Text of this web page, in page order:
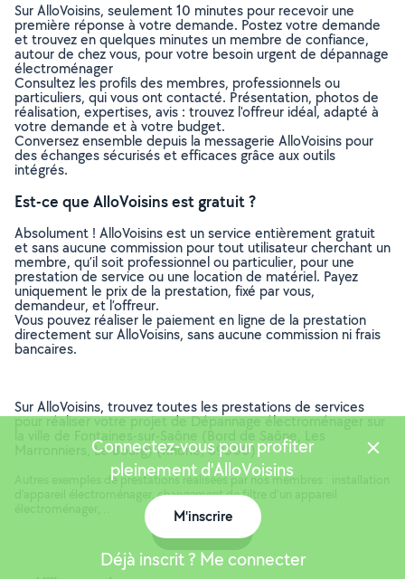
Sur AlloVoisins, seulement 10 minutes pour recevoir une
première réponse à votre demande. Postez votre demande
et trouvez en quelques minutes un membre de confiance,
autour de chez vous, pour votre besoin urgent de dépannage
électroménager
Consultez les profils des membres, professionnels ou
particuliers, qui vous ont contacté. Présentation, photos de
réalisation, expertises, avis : trouvez l'offreur idéal, adapté à
votre demande et à votre budget.
Conversez ensemble depuis la messagerie AlloVoisins pour
des échanges sécurisés et efficaces grâce aux outils
intégrés.
Est-ce que AlloVoisins est gratuit ?
Absolument ! AlloVoisins est un service entièrement gratuit
et sans aucune commission pour tout utilisateur cherchant un
membre, qu’il soit professionnel ou particulier, pour une
prestation de service ou une location de matériel. Payez
uniquement le prix de la prestation, fixé par vous,
demandeur, et l’offreur.
Vous pouvez réaliser le paiement en ligne de la prestation
directement sur AlloVoisins, sans aucune commission ni frais
bancaires.
Sur AlloVoisins, trouvez toutes les prestations de services
pour réaliser votre projet de Dépannage électroménager sur
la ville de Fontaines-sur-Saône (Bord de Saône, Les
Marronniers, Le Bourg) (Rhône, 69300)
Autres exemples de prestations réalisées par nos membres : installation
d'appareil électroménager, changement de filtre d'un appareil
Connectez-vous pour profiter
pleinement d'AlloVoisins
M'inscrire
Déjà inscrit ? Me connecter